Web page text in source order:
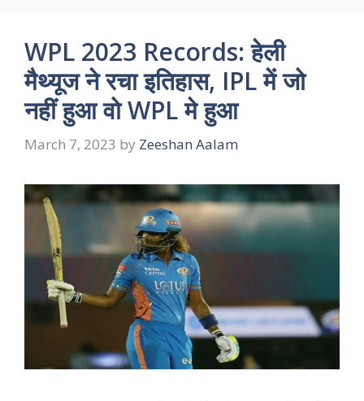
WPL 2023 Records: हेली
मैथ्यूज ने रचा इतिहास, IPL में जो
नहीं हुआ वो WPL मे हुआ
March 7, 2023 by Zeeshan Aalam